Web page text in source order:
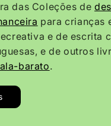
das Coleções de
para crianças
e de escrita
e de outros
barato.